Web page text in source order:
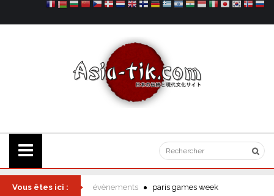
Vous êtes ici : évènements paris games week